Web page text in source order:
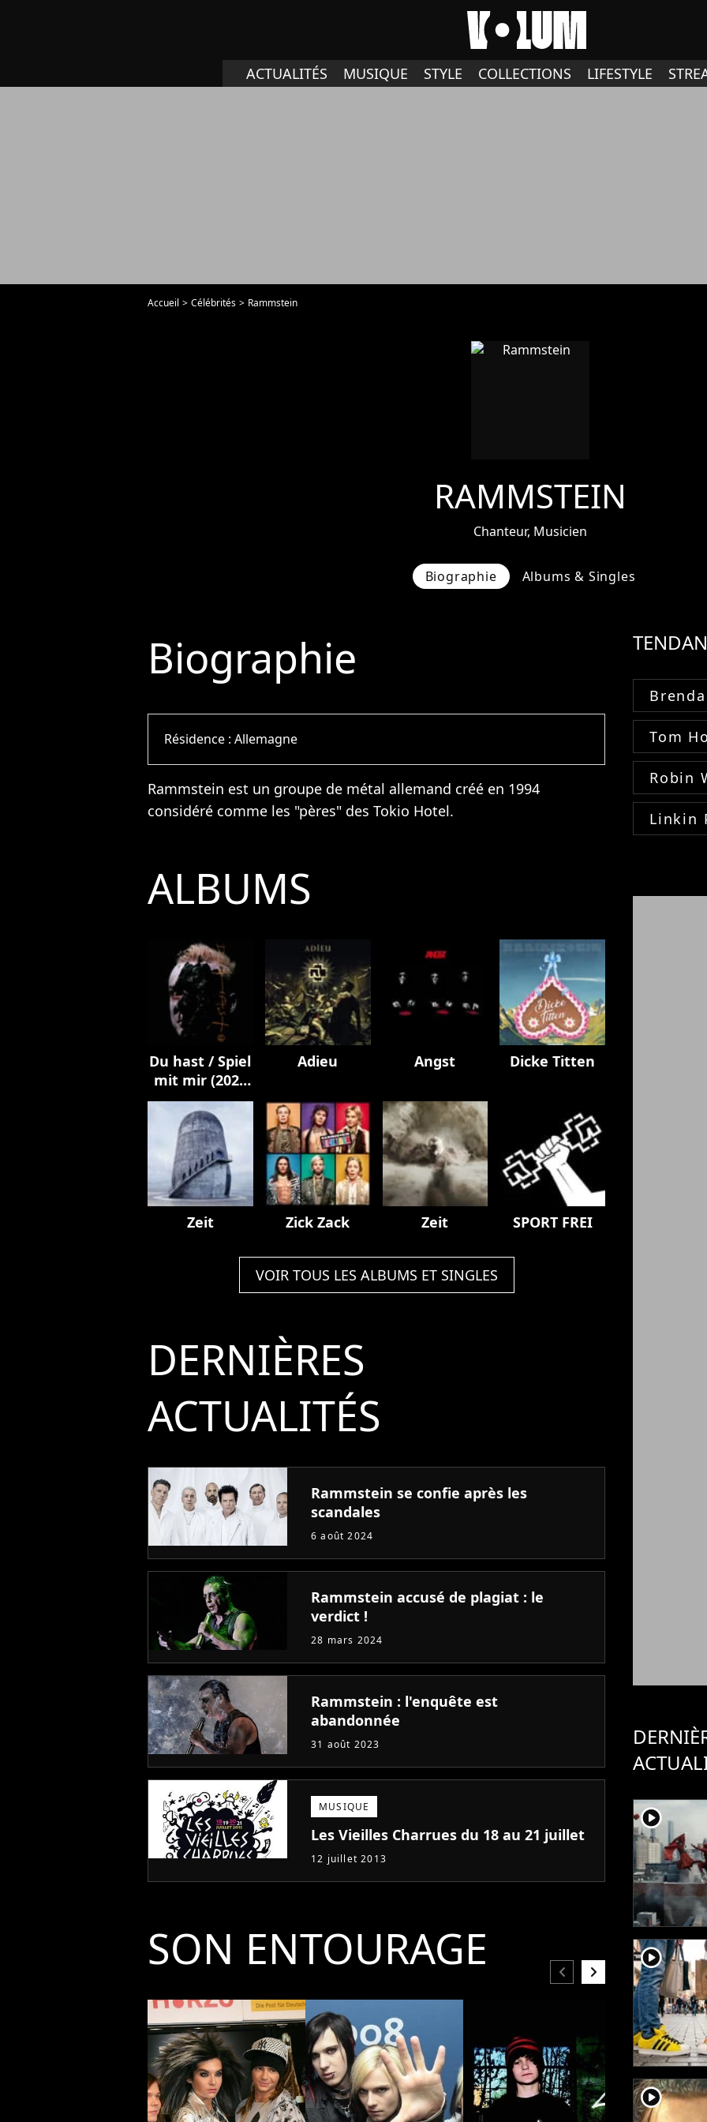
ACTUALITÉS MUSIQUE STYLE COLLECTIONS LIFESTYLE
Accueil Célébrités Rammstein
RAMMSTEIN
Chanteur, Musicien
Biographie Albums & Singles
Biographie
Résidence :Allemagne
Rammstein est un groupe de métal allemand créé en 1994
considéré comme les "pères" des Tokio Hotel.
ALBUMS
Du hast / Spiel
mit mir (2023
Mix)
Adieu Angst Dicke Titten
Zeit Zick Zack Zeit SPORT FREI
VOIR TOUS LES ALBUMS ET SINGLES
DERNIÈRES
ACTUALITÉS
Rammstein se confie après les
scandales
6 août 2024
Rammstein accusé de plagiat : le
verdict !
28 mars 2024
Rammstein : l'enquête est
abandonnée
31 août 2023
MUSIQUE
Les Vieilles Charrues du 18 au 21 juillet
12 juillet 2013
SON ENTOURAGE chevron_left chevron_right
Tom
Robin
Linkin
player2
player2
player2